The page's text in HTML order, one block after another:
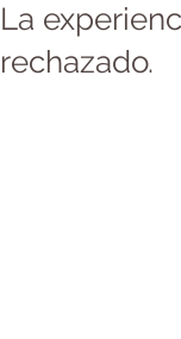
La
rechazado.